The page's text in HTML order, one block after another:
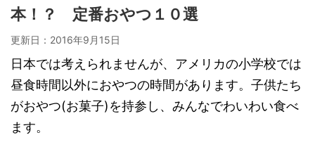
本！？ 定番おやつ１０選
更新日： 2016年9月15日
日本では考えられませんが、アメリカの小学校では
昼食時間以外におやつの時間があります。子供たち
がおやつ(お菓子)を持参し、みんなでわいわい食べ
ます。